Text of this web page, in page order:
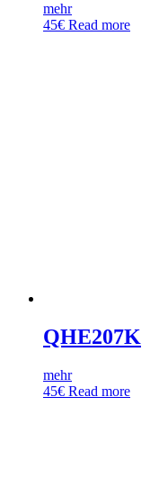
mehr
45€ Read more
QHE207K
mehr
45€ Read more